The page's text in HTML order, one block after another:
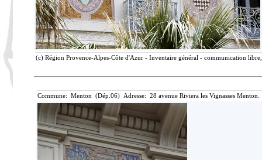
(c) Région Provence-Alpes-Côte d'Azur - Inventaire général - communication
Commune: Menton (Dép.06) Adresse: 28 avenue Riviera les Vignasses